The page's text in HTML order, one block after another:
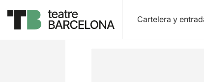
Cartelera y
Descripción Ficha artística